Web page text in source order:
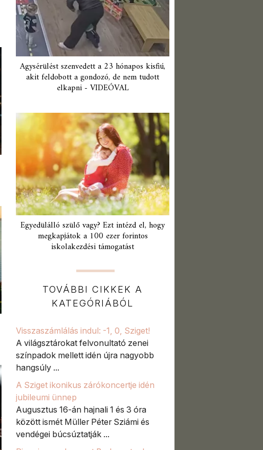
Agysérülést szenvedett a 23 hónapos kisfiú,
akit feldobott a gondozó, de nem tudott
elkapni - VIDEÓVAL
Egyedülálló szülő vagy? Ezt intézd el, hogy
megkapjátok a 100 ezer forintos
iskolakezdési támogatást
TOVÁBBI CIKKEK A
KATEGÓRIÁBÓL
Visszaszámlálás indul: -1, 0, Sziget!
A világsztárokat felvonultató zenei
színpadok mellett idén újra nagyobb
hangsúly ...
A Sziget ikonikus zárókoncertje idén
jubileumi ünnep
Augusztus 16-án hajnali 1 és 3 óra
között ismét Müller Péter Sziámi és
vendégei búcsúztatják ...